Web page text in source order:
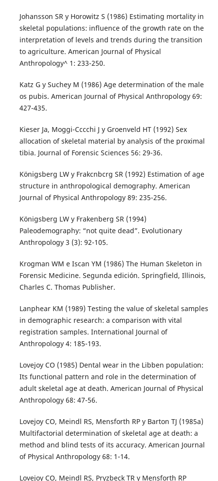
Johansson SR y Horowitz S (1986) Estimating mortality in
skeletal populations: influence of the growth rate on the
interpretation of levels and trends during the transition
to agriculture. American Journal of Physical
Anthropology^ 1: 233-250.
Katz G y Suchey M (1986) Age determination of the male
os pubis. American Journal of Physical Anthropology 69:
427-435.
Kieser Ja, Moggi-Cccchi J y Groenveld HT (1992) Sex
allocation of skeletal material by analysis of the proximal
tibia. Journal of Forensic Sciences 56: 29-36.
Königsberg LW y Frakcnbcrg SR (1992) Estimation of age
structure in anthropological demography. American
Journal of Physical Anthropology 89: 235-256.
Königsberg LW y Frakenberg SR (1994)
Paleodemography: “not quite dead”. Evolutionary
Anthropology 3 (3): 92-105.
Krogman WM e Iscan YM (1986) The Human Skeleton in
Forensic Medicine. Segunda edición. Springfield, Illinois,
Charles C. Thomas Publisher.
Lanphear KM (1989) Testing the value of skeletal samples
in demographic research: a comparison with vital
registration samples. International Journal of
Anthropology 4: 185-193.
Lovejoy CO (1985) Dental wear in the Libben population:
Its functional pattern and role in the determination of
adult skeletal age at death. American Journal of Physical
Anthropology 68: 47-56.
Lovejoy CO, Meindl RS, Mensforth RP y Barton TJ (1985a)
Multifactorial determination of skeletal age at death: a
method and blind tests of its accuracy. American Journal
of Physical Anthropology 68: 1-14.
Lovejoy CO, Meindl RS, Pryzbeck TR y Mensforth RP